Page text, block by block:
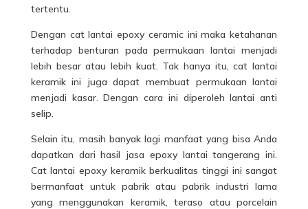
tertentu.
Dengan cat lantai epoxy ceramic ini maka ketahanan
terhadap benturan pada permukaan lantai menjadi
lebih besar atau lebih kuat. Tak hanya itu, cat lantai
keramik ini juga dapat membuat permukaan lantai
menjadi kasar. Dengan cara ini diperoleh lantai anti
selip.
Selain itu, masih banyak lagi manfaat yang bisa Anda
dapatkan dari hasil jasa epoxy lantai tangerang ini.
Cat lantai epoxy keramik berkualitas tinggi ini sangat
bermanfaat untuk pabrik atau pabrik industri lama
yang menggunakan keramik, teraso atau porcelain